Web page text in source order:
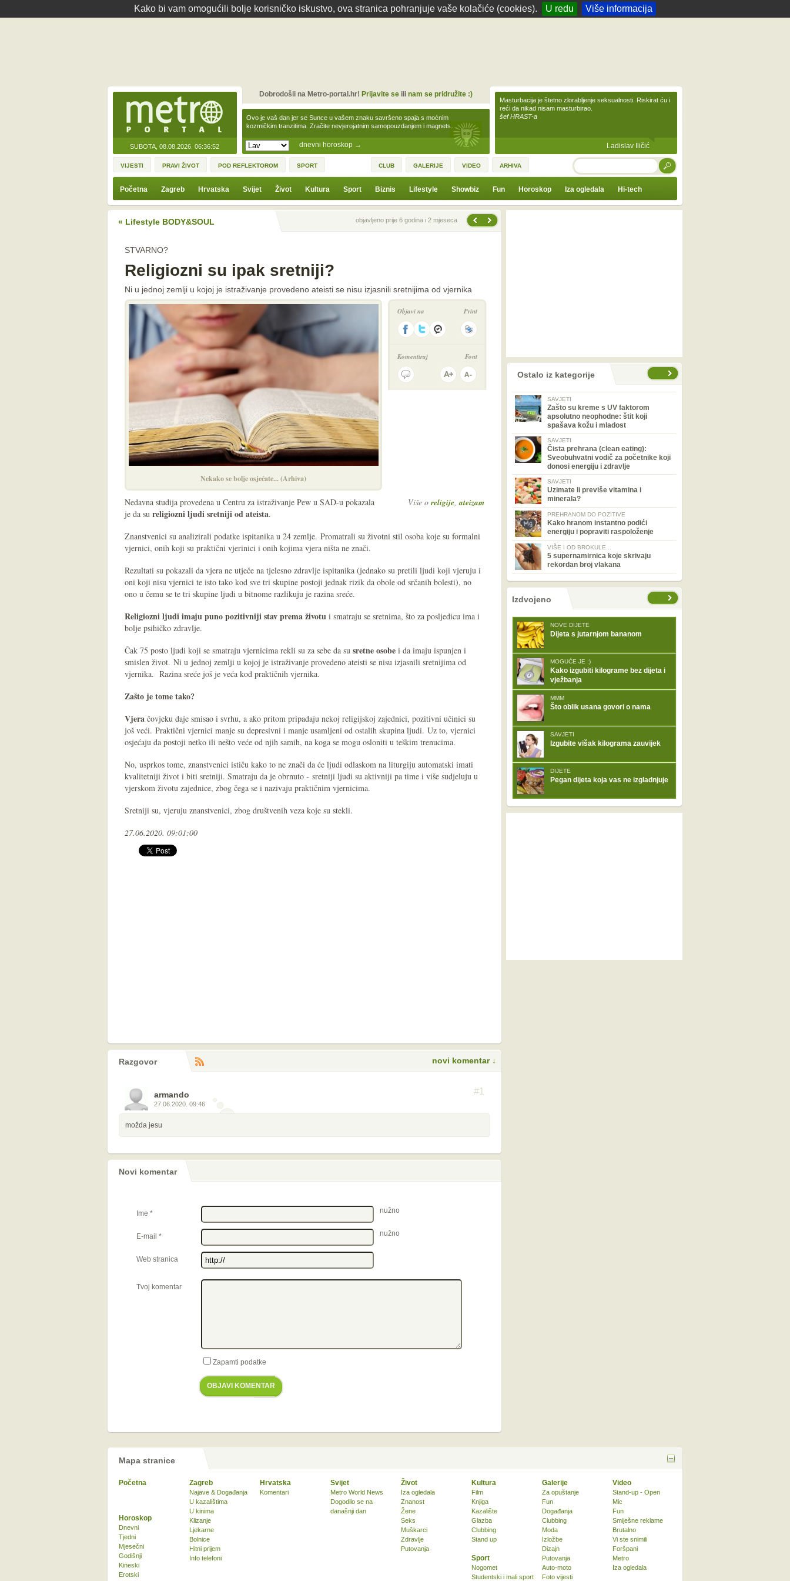
Kako bi vam omogućili bolje korisničko iskustvo, ova stranica pohranjuje vaše kolačiće (cookies). U redu Više informacija
SUBOTA, 08.08.2026. 06:36:52 dnevni horoskop →
Ovo je vaš dan jer se Sunce u vašem znaku savršeno spaja s moćnim
kozmičkim tranzitima. Zračite nevjerojatnim samopouzdanjem i magnets…
Dobrodošli na Metro-portal.hr! Prijavite seili nam se pridružite :)
Masturbacija je štetno zlorabljenje seksualnosti. Riskirat ću i
reći da nikad nisam masturbirao.
šef HRAST-a
Ladislav Iličić
VIJESTI PRAVI ŽIVOT POD REFLEKTOROM SPORT CLUB GALERIJE VIDEO ARHIVA TRAŽI
Početna Zagreb Hrvatska Svijet Život Kultura Sport Biznis Lifestyle Showbiz Fun Horoskop Iza ogledala Hi-tech
« Lifestyle BODY&SOUL Prethodna vijestobjavljeno prije 6 godina i 2 mjeseca
STVARNO?
Religiozni su ipak sretniji?
Ni u jednoj zemlji u kojoj je istraživanje provedeno ateisti se nisu izjasnili sretnijima od vjernika
Nekako se bolje osjećate... (Arhiva)
Objavi na Print
Komentiraj Font
Više oreligije,ateizam
Nedavna studija provedena u Centru za istraživanje Pew u SAD-u pokazala
je da su religiozni ljudi sretniji od ateista.
Znanstvenici su analizirali podatke ispitanika u 24 zemlje. Promatrali su životni stil osoba koje su formalni
vjernici, onih koji su praktični vjerinici i onih kojima vjera ništa ne znači.
Rezultati su pokazali da vjera ne utječe na tjelesno zdravlje ispitanika (jednako su pretili ljudi koji vjeruju i
oni koji nisu vjernici te isto tako kod sve tri skupine postoji jednak rizik da obole od srčanih bolesti), no
ono u čemu se te tri skupine ljudi u bitnome razlikuju je razina sreće.
Religiozni ljudi imaju puno pozitivniji stav prema životu i smatraju se sretnima, što za posljedicu ima i
bolje psihičko zdravlje.
Čak 75 posto ljudi koji se smatraju vjernicima rekli su za sebe da su sretne osobe i da imaju ispunjen i
smislen život. Ni u jednoj zemlji u kojoj je istraživanje provedeno ateisti se nisu izjasnili sretnijima od
vjernika. Razina sreće još je veća kod praktičnih vjernika.
Zašto je tome tako?
Vjera čovjeku daje smisao i svrhu, a ako pritom pripadaju nekoj religijskoj zajednici, pozitivni učinici su
još veći. Praktični vjernici manje su depresivni i manje usamljeni od ostalih skupina ljudi. Uz to, vjernici
osjećaju da postoji netko ili nešto veće od njih samih, na koga se mogu osloniti u teškim trenucima.
No, usprkos tome, znanstvenici ističu kako to ne znači da će ljudi odlaskom na liturgiju automatski imati
kvalitetniji život i biti sretniji. Smatraju da je obrnuto - sretniji ljudi su aktivniji pa time i više sudjeluju u
vjerskom životu zajednice, zbog čega se i nazivaju praktičnim vjernicima.
Sretniji su, vjeruju znanstvenici, zbog društvenih veza koje su stekli.
27.06.2020. 09:01:00
Razgovor
komentara
novi komentar ↓
armando
27.06.2020. 09:46
#1
možda jesu
Novi komentar
Ime * nužno
E-mail * nužno
Web stranica
Tvoj komentar
Zapamti podatke
OBJAVI KOMENTAR
prethodno Ostalo iz kategorije
SAVJETI
Zašto su kreme s UV faktorom
apsolutno neophodne: štit koji
spašava kožu i mladost
SAVJETI
Čista prehrana (clean eating):
Sveobuhvatni vodič za početnike koji
donosi energiju i zdravlje
SAVJETI
Uzimate li previše vitamina i
minerala?
PREHRANOM DO POZITIVE
Kako hranom instantno podići
energiju i popraviti raspoloženje
VIŠE I OD BROKULE...
5 supernamirnica koje skrivaju
rekordan broj vlakana
nema prethodne stranice
sljedećeIzdvojeno
NOVE DIJETE
Dijeta s jutarnjom bananom
MOGUĆE JE :)
Kako izgubiti kilograme bez dijeta i
vježbanja
MMM
Što oblik usana govori o nama
SAVJETI
Izgubite višak kilograma zauvijek
DIJETE
Pegan dijeta koja vas ne izgladnjuje
Mapa stranice
Početna Zagreb
Najave & Događanja
U kazalištima
U kinima
Klizanje
Ljekarne
Bolnice
Hitni prijem
Info telefoni
Hrvatska
Komentari
Svijet
Metro World News
Dogodilo se na
današnji dan
Život
Iza ogledala
Znanost
Žene
Seks
Muškarci
Zdravlje
Putovanja
Kultura
Film
Knjiga
Kazalište
Glazba
Clubbing
Stand up
Sport
Nogomet
Studentski i mali sport
Horoskop
Dnevni
Tjedni
Mjesečni
Godišnji
Kineski
Erotski
Galerije
Za opuštanje
Fun
Događanja
Clubbing
Moda
Izložbe
Dizajn
Putovanja
Auto-moto
Foto vijesti
Video
Stand-up - Open
Mic
Fun
Smiješne reklame
Brutalno
Vi ste snimili
Foršpani
Metro
Iza ogledala